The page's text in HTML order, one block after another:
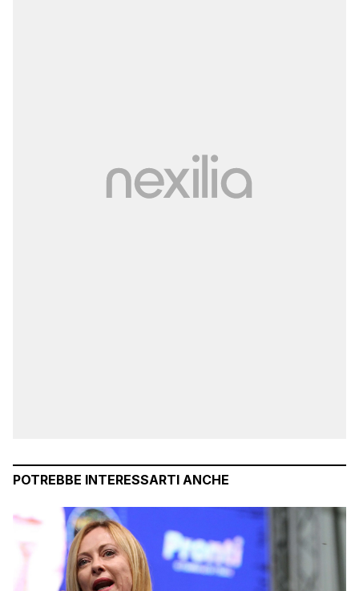
POTREBBE INTERESSARTI ANCHE